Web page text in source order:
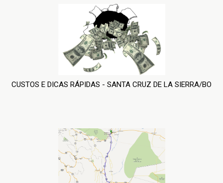
CUSTOS E DICAS RÁPIDAS - SANTA CRUZ DE LA SIERRA/BO